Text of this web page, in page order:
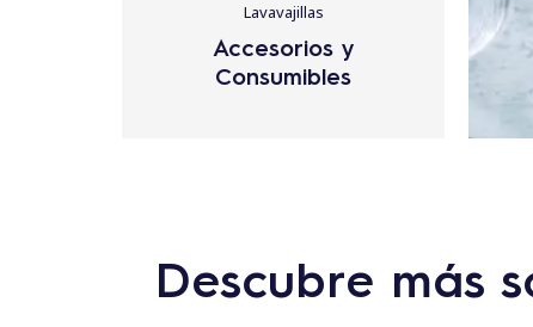
Lavavajillas
Accesorios y
Consumibles
Descubre más